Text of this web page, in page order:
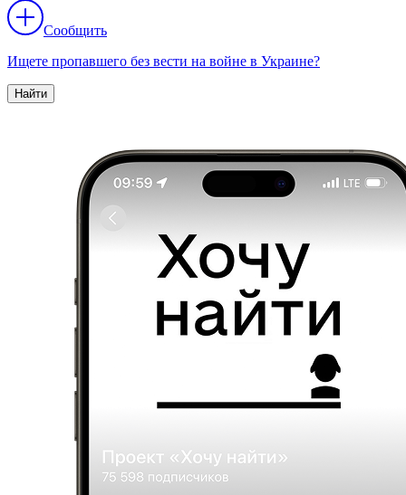
Сообщить
Ищете пропавшего без вести на войне в Украине?
Найти